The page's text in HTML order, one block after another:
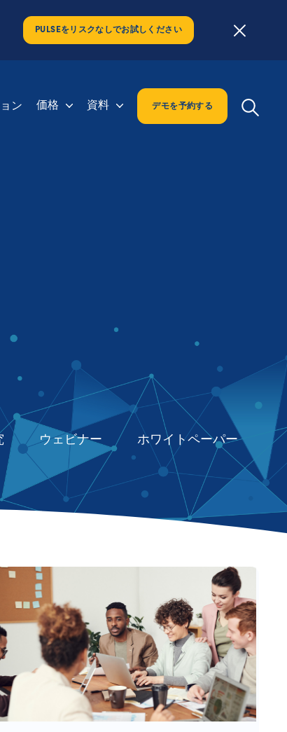
PULSEをリスクなしでお試しください
ン 価格 資料 デモを予約する
ウェビナー ホワイトペーパー